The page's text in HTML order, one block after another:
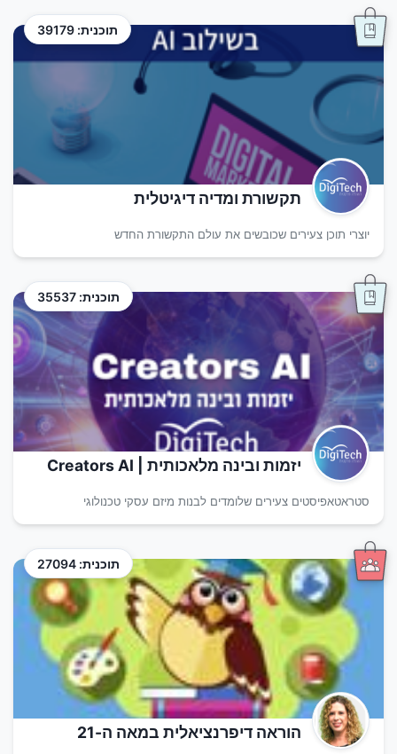
תוכנית: 39179
תקשורת ומדיה דיגיטלית
יוצרי תוכן צעירים שכובשים את עולם התקשורת החדש
תוכנית: 35537
יזמות ובינה מלאכותית | Creators AI
סטראטאפיסטים צעירים שלומדים לבנות מיזם עסקי טכנולוגי
תוכנית: 27094
הוראה דיפרנציאלית במאה ה-21